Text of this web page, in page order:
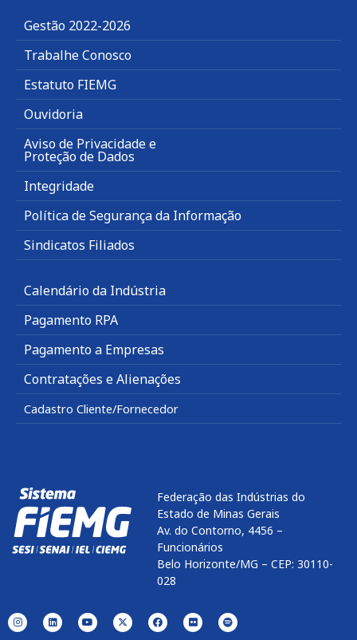
Gestão 2022-2026
Trabalhe Conosco
Estatuto FIEMG
Ouvidoria
Aviso de Privacidade e
Proteção de Dados
Integridade
Política de Segurança da Informação
Sindicatos Filiados
Calendário da Indústria
Pagamento RPA
Pagamento a Empresas
Contratações e Alienações
Cadastro Cliente/Fornecedor
Federação das Indústrias do
Estado de Minas Gerais
Av. do Contorno, 4456 –
Funcionários
Belo Horizonte/MG – CEP: 30110-
028